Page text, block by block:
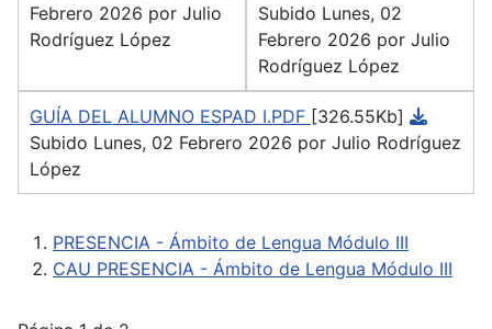
Febrero 2026 por Julio
Rodríguez López
Subido Lunes, 02
Febrero 2026 por Julio
Rodríguez López
GUÍA DEL ALUMNO ESPAD I.PDF [326.55Kb]
Subido Lunes, 02 Febrero 2026 por Julio Rodríguez
López
PRESENCIA - Ámbito de Lengua Módulo III
CAU PRESENCIA - Ámbito de Lengua Módulo III